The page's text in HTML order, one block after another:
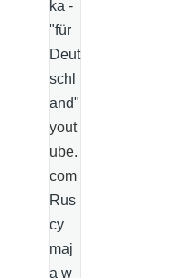
ka -
"für
Deut
schl
and"
yout
ube.
com
Rus
cy
maj
ą w